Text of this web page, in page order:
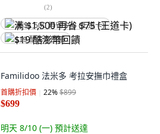
(2)
满 $1,500 再省 $75 (王道卡)
$19 酷澎幣回饋
Familidoo 法米多 考拉安撫巾禮盒
首購折扣價 22%$899
$699
明天 8/10 (一) 預計送達